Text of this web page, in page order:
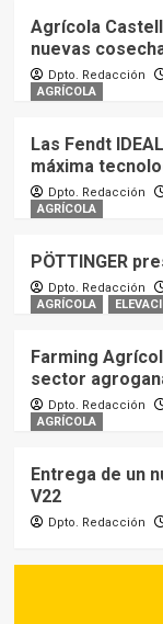
Agrícola
nuevas
Dpto. Redacción
AGRÍCOLA
Las Fendt
máxima
Dpto. Redacción
AGRÍCOLA
PÖTTINGER
Dpto. Redacción
AGRÍCOLA
Farming
sector
Dpto. Redacción
AGRÍCOLA
Entrega de un
V22
Dpto. Redacción